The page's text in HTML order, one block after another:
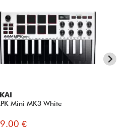
Mini MK3 White
€